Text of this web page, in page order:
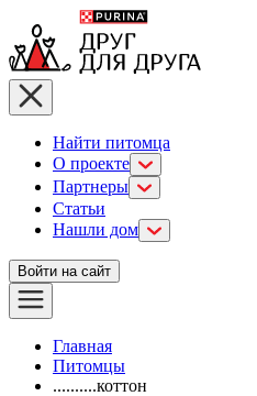
Найти питомца
О проекте
Партнеры
Статьи
Нашли дом
Войти на сайт
Главная
Питомцы
..........коттон